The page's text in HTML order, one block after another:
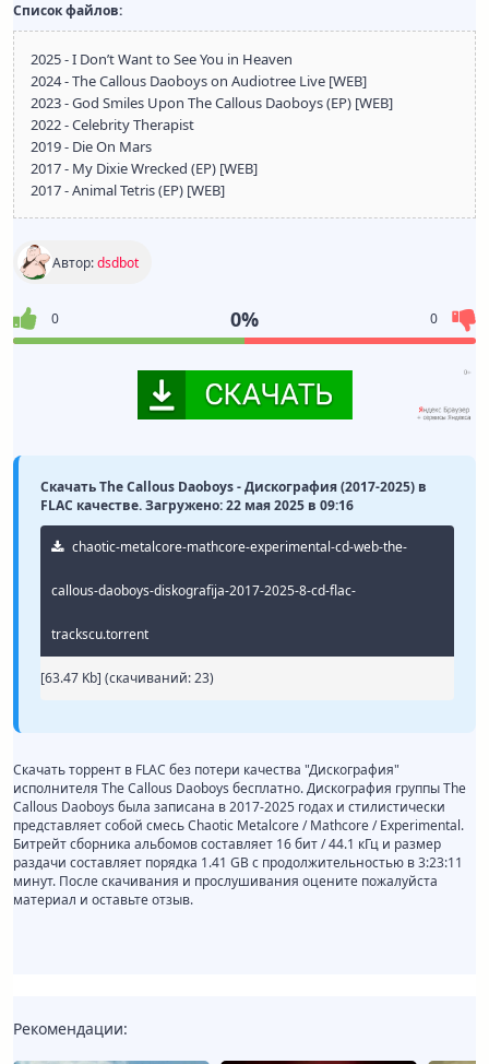
Список файлов:
2025 - I Don’t Want to See You in Heaven
2024 - The Callous Daoboys on Audiotree Live [WEB]
2023 - God Smiles Upon The Callous Daoboys (EP) [WEB]
2022 - Celebrity Therapist
2019 - Die On Mars
2017 - My Dixie Wrecked (EP) [WEB]
2017 - Animal Tetris (EP) [WEB]
Автор:dsdbot
0 0% 0
Скачать The Callous Daoboys - Дискография (2017-2025) в
FLAC качестве. Загружено: 22 мая 2025 в 09:16
chaotic-metalcore-mathcore-experimental-cd-web-the-
callous-daoboys-diskografija-2017-2025-8-cd-flac-
trackscu.torrent
[63.47 Kb] (cкачиваний: 23)
Скачать торрент в FLAC без потери качества "Дискография"
исполнителя The Callous Daoboys бесплатно. Дискография группы The
Callous Daoboys была записана в 2017-2025 годах и стилистически
представляет собой смесь Chaotic Metalcore / Mathcore / Experimental.
Битрейт сборника альбомов составляет 16 бит / 44.1 кГц и размер
раздачи составляет порядка 1.41 GB с продолжительностью в 3:23:11
минут. После скачивания и прослушивания оцените пожалуйста
материал и оставьте отзыв.
Рекомендации: